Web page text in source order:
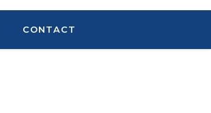
CONTACT